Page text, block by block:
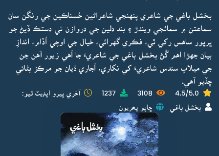
بخشل باغي جي شاعري پنهنجي شاعراڻين حُسناڪين جي رنگن سان
سماعتن ۾ سمائجي ويندڙ ۽ بند دلين جي دروازن تي دستڪ ڏيڻ جو
ڀرپور ساهس رکي ٿي، فڪري گهرائي، خيال جي اوچي اُڏام، اندازِ
بيان جهڙا اهم گُڻ بخشل باغي جي شاعريءَ جا اُهي زيور آهن جن
جي ميلاپ سندس شاعريءَ کي نکاري، اُجاري ڌيان جو مرڪز بڻائي
ڇڏيو آهي.
4.5/5.0
3108
1237 آخري ڀيرو اپڊيٽ ٿيو:
بخشل باغي ڇاپو پھريون